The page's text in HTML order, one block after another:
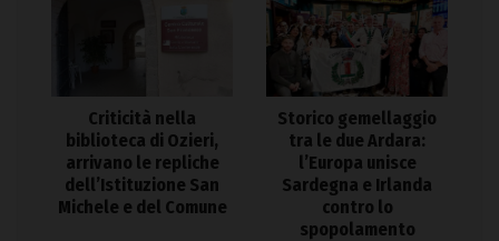
Criticità nella
biblioteca di Ozieri,
arrivano le repliche
dell’Istituzione San
Michele e del Comune
Storico gemellaggio
tra le due Ardara:
l’Europa unisce
Sardegna e Irlanda
contro lo
spopolamento